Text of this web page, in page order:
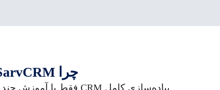
چرا SarvCRM بهترین انتخاب برای مدیریت ارتباط با مشتری است؟